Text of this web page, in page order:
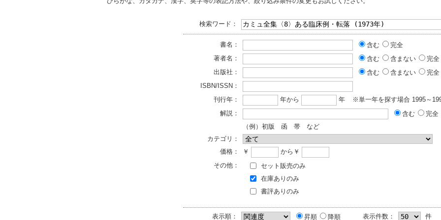
検索ワード：
書名： 含む
完全
著者名：
含む 含まない
完全
出版社：
含む 含まない
完全
ISBN/ISSN：
刊行年：
年から 年
※単一年を探す場合 1995～
解説：
含む
完全
（例）初版 函 帯 など
カテゴリ：
価格：
￥
から￥
その他：
セット販売のみ
在庫ありのみ
書評ありのみ
表示順： 昇順 降順 表示件数： 件